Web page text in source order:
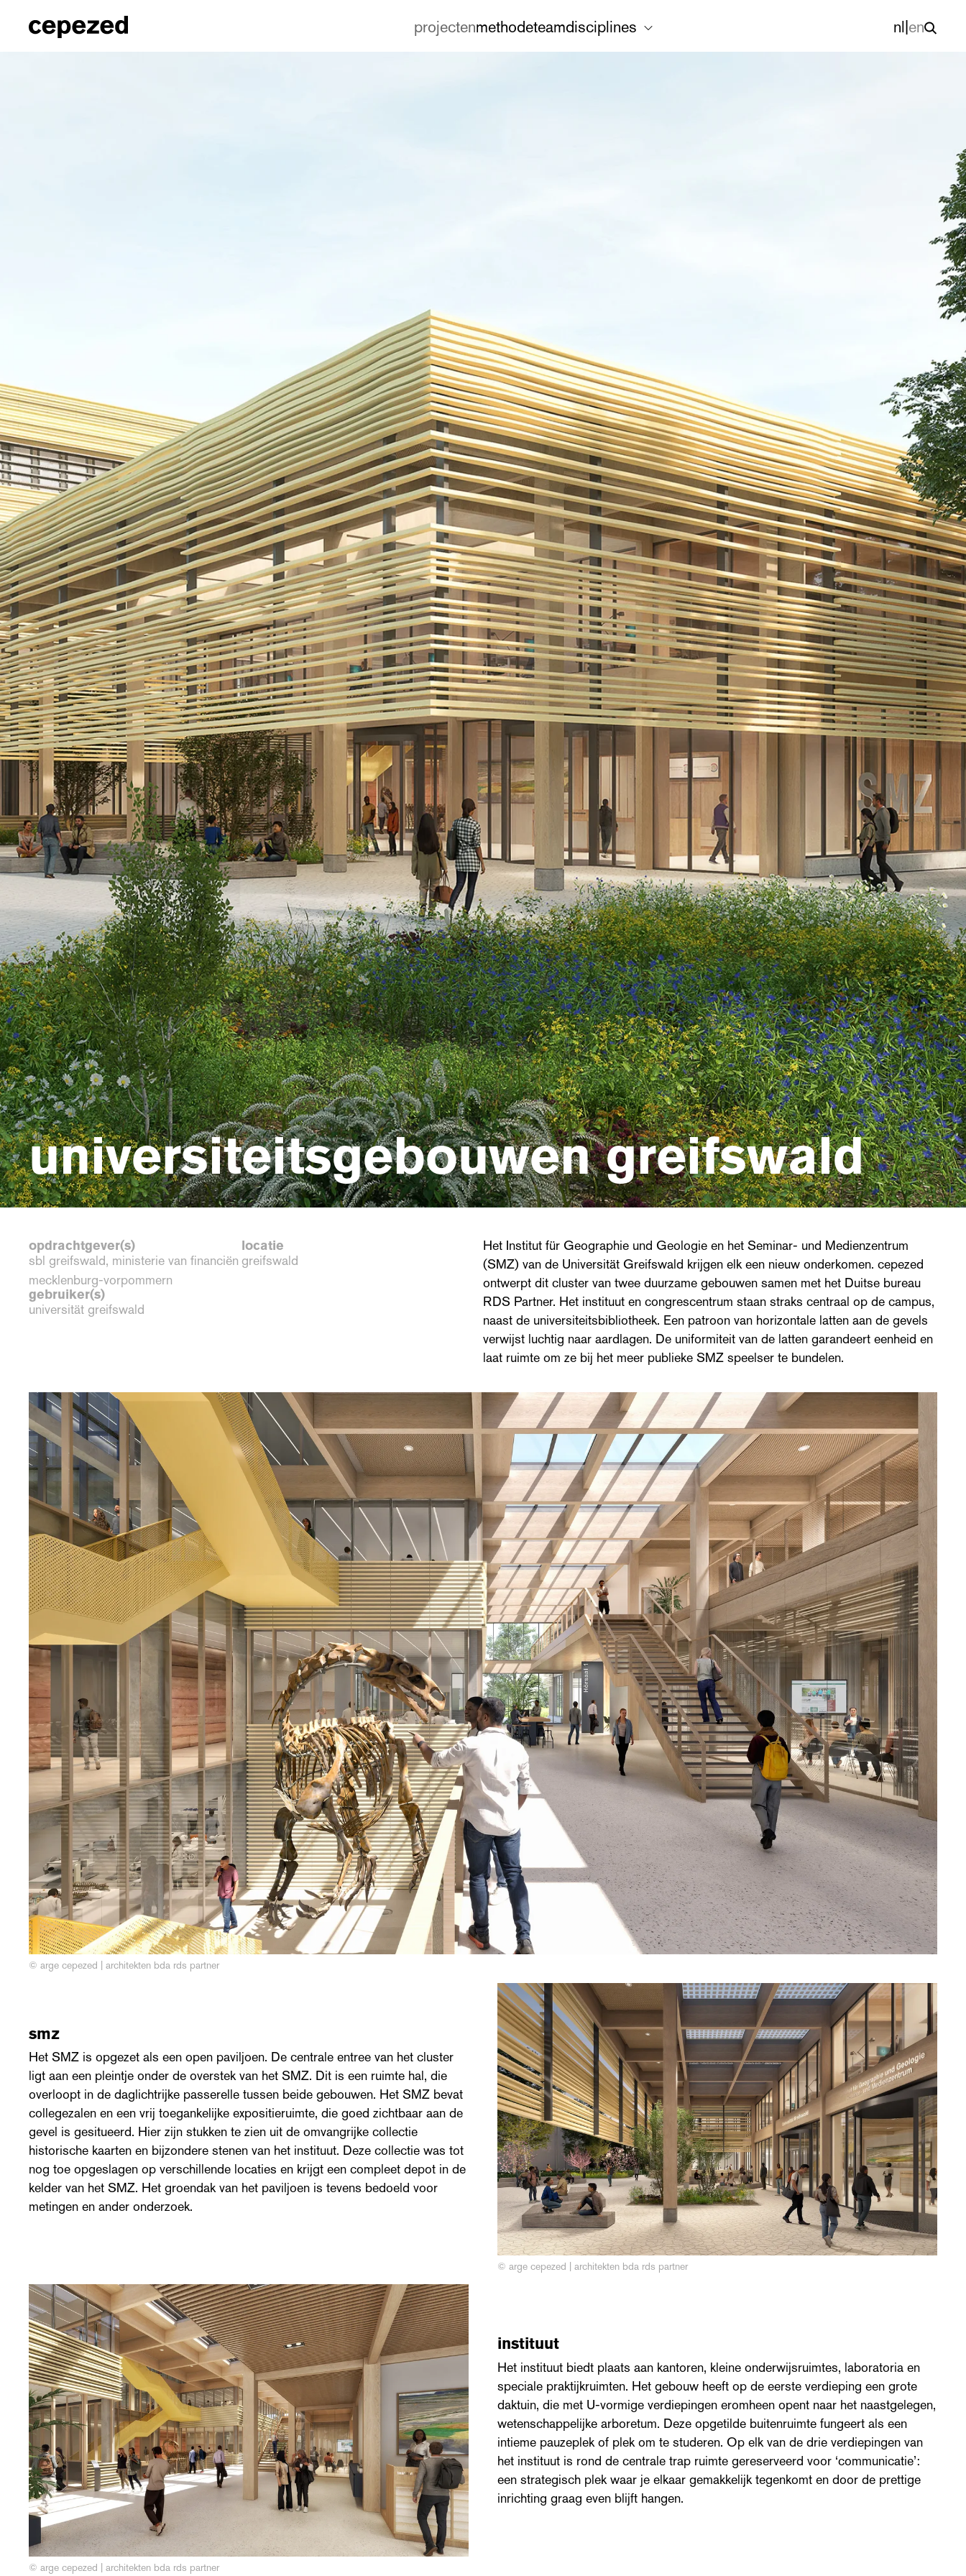
projectenmethodeteamdisciplines nl|en
universiteitsgebouwen greifswald
opdrachtgever(s)
sbl greifswald, ministerie van financiën
mecklenburg-vorpommern
locatie
greifswald
gebruiker(s)
universität greifswald
Het Institut für Geographie und Geologie en het Seminar- und Medienzentrum
(SMZ) van de Universität Greifswald krijgen elk een nieuw onderkomen. cepezed
ontwerpt dit cluster van twee duurzame gebouwen samen met het Duitse bureau
RDS Partner. Het instituut en congrescentrum staan straks centraal op de campus,
naast de universiteitsbibliotheek. Een patroon van horizontale latten aan de gevels
verwijst luchtig naar aardlagen. De uniformiteit van de latten garandeert eenheid en
laat ruimte om ze bij het meer publieke SMZ speelser te bundelen.
© arge cepezed | architekten bda rds partner
smz
Het SMZ is opgezet als een open paviljoen. De centrale entree van het cluster
ligt aan een pleintje onder de overstek van het SMZ. Dit is een ruimte hal, die
overloopt in de daglichtrijke passerelle tussen beide gebouwen. Het SMZ bevat
collegezalen en een vrij toegankelijke expositieruimte, die goed zichtbaar aan de
gevel is gesitueerd. Hier zijn stukken te zien uit de omvangrijke collectie
historische kaarten en bijzondere stenen van het instituut. Deze collectie was tot
nog toe opgeslagen op verschillende locaties en krijgt een compleet depot in de
kelder van het SMZ. Het groendak van het paviljoen is tevens bedoeld voor
metingen en ander onderzoek.
© arge cepezed | architekten bda rds partner
© arge cepezed | architekten bda rds partner
instituut
Het instituut biedt plaats aan kantoren, kleine onderwijsruimtes, laboratoria en
speciale praktijkruimten. Het gebouw heeft op de eerste verdieping een grote
daktuin, die met U-vormige verdiepingen eromheen opent naar het naastgelegen,
wetenschappelijke arboretum. Deze opgetilde buitenruimte fungeert als een
intieme pauzeplek of plek om te studeren. Op elk van de drie verdiepingen van
het instituut is rond de centrale trap ruimte gereserveerd voor ‘communicatie’:
een strategisch plek waar je elkaar gemakkelijk tegenkomt en door de prettige
inrichting graag even blijft hangen.